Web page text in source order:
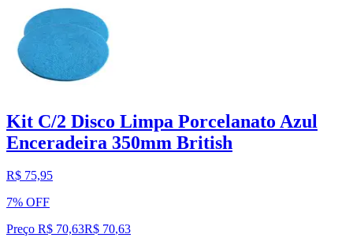
Kit C/2 Disco Limpa Porcelanato Azul
Enceradeira 350mm British
R$ 75,95
7% OFF
Preço R$ 70,63R$ 70,63